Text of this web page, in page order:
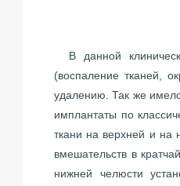
В данной
(воспаление тканей,
удалению. Так же
имплантаты по
ткани на верхней и на
вмешательств в
нижней челюсти